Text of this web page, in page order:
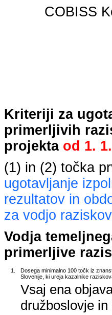
COBISS
Kriteriji za
primerljivih
projekta od 1.
(1) in (2) točka
ugotavljanje
rezultatov in
za vodjo
Vodja
primerljive
1.
Dosega minimalno 100 točk iz
Slovenije, ki ureja kazalnike
Vsaj ena
družboslovje